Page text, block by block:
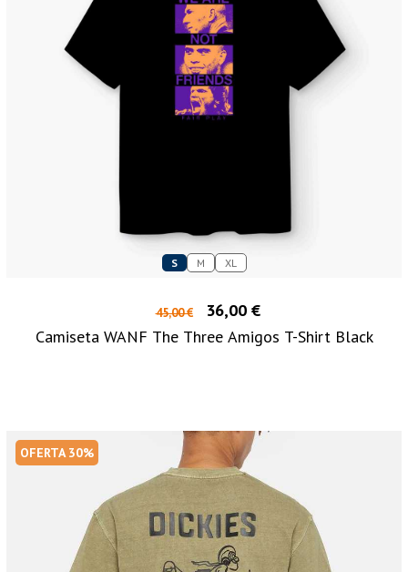
S M XL
45,00 €
36,00 €
Camiseta WANF The Three Amigos T-Shirt Black
OFERTA 30%